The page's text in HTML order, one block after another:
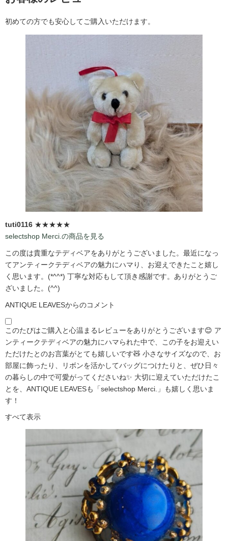
初めての方でも安心してご購入いただけます。
tuti0116 ★★★★★
selectshop Merci.の商品を見る
この度は貴重なテディベアをありがとうございました。最近になっ
てアンティークテディベアの魅力にハマり、お迎えできたこと嬉し
く思います。(*^^*) 丁寧な対応もして頂き感謝です。ありがとうご
ざいました。(^^)
ANTIQUE LEAVESからのコメント
このたびはご購入と心温まるレビューをありがとうございます😊 ア
ンティークテディベアの魅力にハマられた中で、この子をお迎えい
ただけたとのお言葉がとても嬉しいです🧸 小さなサイズなので、お
部屋に飾ったり、リボンを活かしてバッグにつけたりと、ぜひ日々
の暮らしの中で可愛がってくださいね✨ 大切に迎えていただけたこ
とを、ANTIQUE LEAVESも「selectshop Merci.」も嬉しく思いま
す！
すべて表示